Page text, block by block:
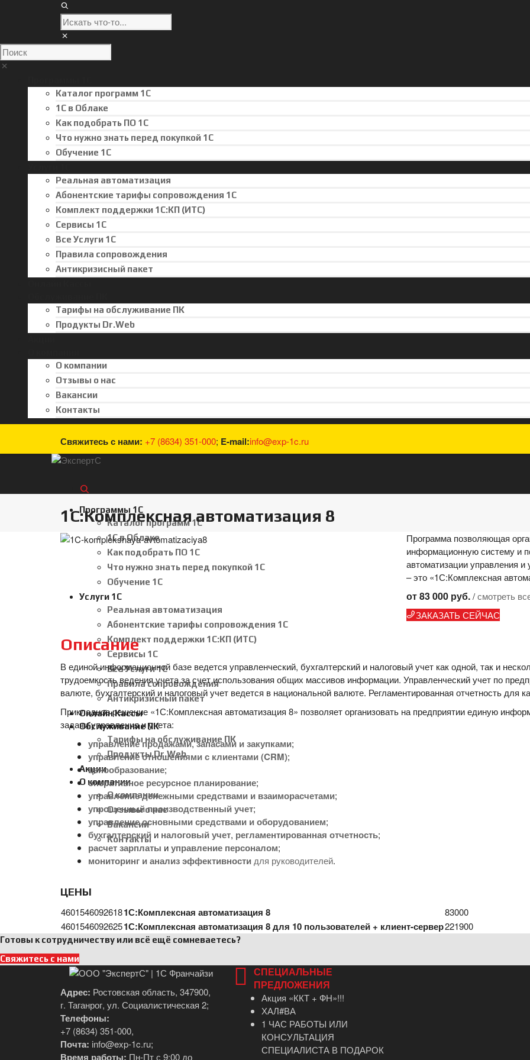
Каталог программ 1С
1С в Облаке
Как подобрать ПО 1С
Что нужно знать перед покупкой 1С
Обучение 1С
Реальная автоматизация
Абонентские тарифы сопровождения 1С
Комплект поддержки 1С:КП (ИТС)
Сервисы 1С
Все Услуги 1С
Правила сопровождения
Антикризисный пакет
Тарифы на обслуживание ПК
Продукты Dr.Web
О компании
Отзывы о нас
Вакансии
Контакты
Свяжитесь с нами: +7 (8634) 351-000; E-mail:info@exp-1c.ru
Программы 1С
Каталог программ 1С
1С в Облаке
Как подобрать ПО 1С
Что нужно знать перед покупкой 1С
Обучение 1С
Услуги 1С
Реальная автоматизация
Абонентские тарифы сопровождения 1С
Комплект поддержки 1С:КП (ИТС)
Сервисы 1С
Все Услуги 1С
Правила сопровождения
Антикризисный пакет
Онлайн Кассы
Обслуживание ПК
Тарифы на обслуживание ПК
Продукты Dr.Web
Акции
О компании
О компании
Отзывы о нас
Вакансии
Контакты
1С:Комплексная автоматизация 8
Программа позволяющая
информационную систему и
автоматизации управления
– это «1С:Комплексная
от 83 000 руб./смотреть
ЗАКАЗАТЬ СЕЙЧАС
Описание
В единой информационной базе ведется управленческий, бухгалтерский и налоговый учет как одной, так и
трудоемкость ведения учета за счет использования общих массивов информации. Управленческий учет по
валюте, бухгалтерский и налоговый учет ведется в национальной валюте. Регламентированная отчетность для
Прикладное решение «1С:Комплексная автоматизация 8» позволяет организовать на предприятии единую
задачи управления и учета:
управление продажами,запасами и закупками;
управление отношениями с клиентами (CRM);
ценообразование;
оперативное ресурсное планирование;
управление денежными средствами и взаиморасчетами;
упрощенный производственный учет;
управление основными средствами и оборудованием;
бухгалтерский и налоговый учет, регламентированная отчетность;
расчет зарплаты иуправление персоналом;
мониторинг и анализ эффективности для руководителей.
ЦЕНЫ
46015460926181С:Комплексная автоматизация 8
83000
46015460926251С:Комплексная автоматизация 8 для 10 пользователей + клиент-сервер221900
Готовы к сотрудничеству или всё ещё сомневаетесь?
Свяжитесь с нами
Адрес: Ростовская область, 347900,
г. Таганрог, ул. Социалистическая 2;
Телефоны:
+7 (8634) 351-000,
Почта: info@exp-1c.ru;
Время работы: Пн-Пт с 9:00 до
СПЕЦИАЛЬНЫЕ
ПРЕДЛОЖЕНИЯ
Акция «ККТ + ФН»!!!
ХАЛ#ВА
1 ЧАС РАБОТЫ ИЛИ
КОНСУЛЬТАЦИЯ
СПЕЦИАЛИСТА В ПОДАРОК